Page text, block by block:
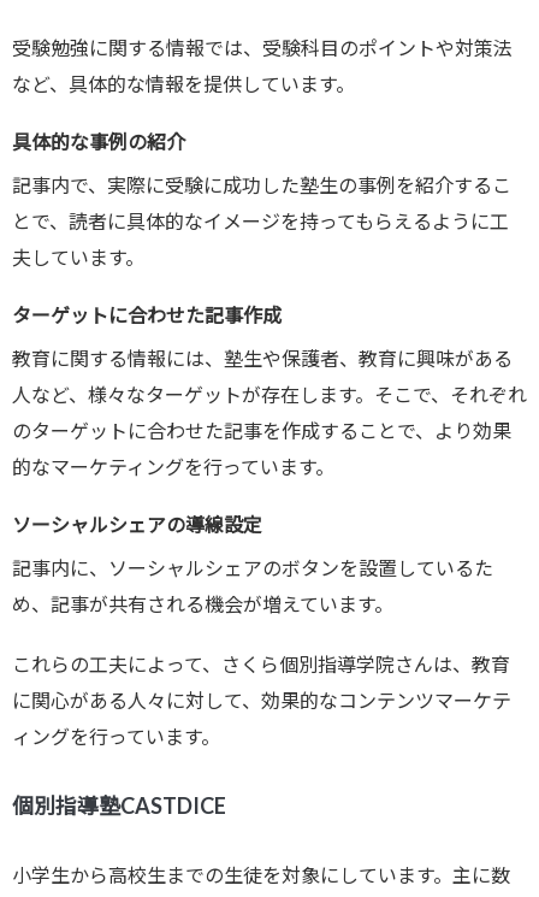
受験勉強に関する情報では、受験科目のポイントや対策法
など、具体的な情報を提供しています。
具体的な事例の紹介
記事内で、実際に受験に成功した塾生の事例を紹介するこ
とで、読者に具体的なイメージを持ってもらえるように工
夫しています。
ターゲットに合わせた記事作成
教育に関する情報には、塾生や保護者、教育に興味がある
人など、様々なターゲットが存在します。そこで、それぞれ
のターゲットに合わせた記事を作成することで、より効果
的なマーケティングを行っています。
ソーシャルシェアの導線設定
記事内に、ソーシャルシェアのボタンを設置しているた
め、記事が共有される機会が増えています。
これらの工夫によって、さくら個別指導学院さんは、教育
に関心がある人々に対して、効果的なコンテンツマーケテ
ィングを行っています。
個別指導塾CASTDICE
小学生から高校生までの生徒を対象にしています。主に数